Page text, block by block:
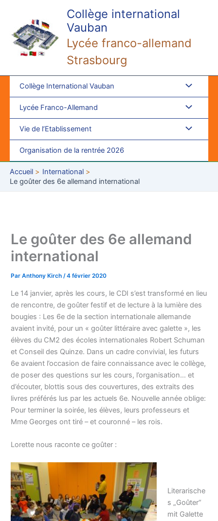
contenu
Collège international
Vauban
Lycée franco-allemand
Strasbourg
Collège International Vauban
Lycée Franco-Allemand
Vie de l’Etablissement
Organisation de la rentrée 2026
Accueil
International
Le goûter des 6e allemand international
Le goûter des 6e allemand
international
ParAnthony Kirch/4 février 2020
Le 14 janvier, après les cours, le CDI s’est transformé en lieu
de rencontre, de goûter festif et de lecture à la lumière des
bougies : Les 6e de la section internationale allemande
avaient invité, pour un « goûter littéraire avec galette », les
élèves du CM2 des écoles internationales Robert Schuman
et Conseil des Quinze. Dans un cadre convivial, les futurs
6e avaient l’occasion de faire connaissance avec le collège,
de poser des questions sur les cours, l’organisation… et
d’écouter, blottis sous des couvertures, des extraits des
livres préférés lus par les actuels 6e. Nouvelle année oblige:
Pour terminer la soirée, les élèves, leurs professeurs et
Mme Georges ont tiré – et couronné – les rois.
Lorette nous raconte ce goûter :
Literarische
s „Goûter“
mit Galette